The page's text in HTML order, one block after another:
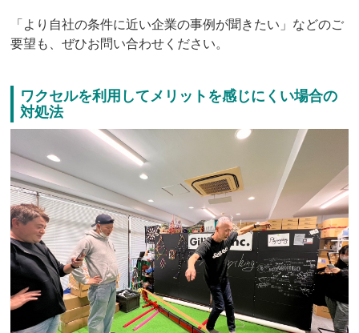
「より自社の条件に近い企業の事例が聞きたい」などのご
要望も、ぜひお問い合わせください。
ワクセルを利用してメリットを感じにくい場合の
対処法